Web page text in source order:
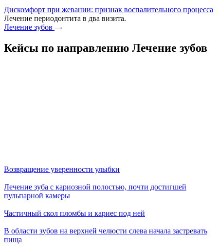
Дискомфорт при жевании: признак воспалительного процесса
Лечение периодонтита в два визита.
Лечение зубов
Кейсы по направлению Лечение зубов
Возвращение уверенности улыбки
Лечение зуба с кариозной полостью, почти достигшей
пульпарной камеры
Частичный скол пломбы и кариес под ней
В области зубов на верхней челюсти слева начала застревать
пища